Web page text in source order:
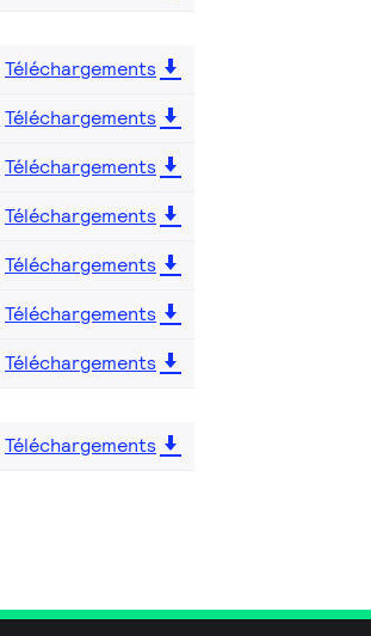
Téléchargements
Téléchargements
Téléchargements
Téléchargements
Téléchargements
Téléchargements
Téléchargements
Téléchargements